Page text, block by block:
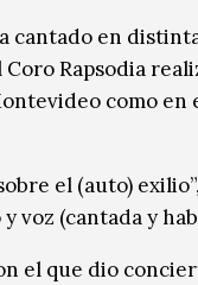
cantado en
Rapsodia
como en
el (auto)
voz (cantada y
el que dio